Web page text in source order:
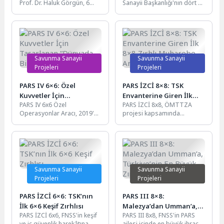
Prof. Dr. Haluk Görgün, 6
Cumhurbaşkanlığı Millet
Kütüphanesi'nde...
Sanayii Başkanlığı'nın dört yıl
testlerinden üstün başarıyla
geçerek...
Savunma Sanayii
Projeleri
PARS IV 6×6: Özel
Kuvvetler İçin
Tasarlanan “Dünyada Bir
İlk” Zırhlı Araç
PARS IV 6x6 Özel
Operasyonlar Aracı, 2019'da
Korumalı Araç (MKKA)
Tedarik Projesi...
Savunma Sanayii
Projeleri
PARS İZCİ 8×8: TSK
Envanterine Giren İlk
8×8 Zırhlı Muharebe
Aracı
PARS İZCİ 8x8, ÖMTTZA
projesi kapsamında
Kuvvetleri envanterine giren
ilk 8x8...
Savunma Sanayii
Projeleri
PARS İZCİ 6×6: TSK’nın
İlk 6×6 Keşif Zırhlısı
PARS İZCİ 6x6, FNSS'in keşif
Savunma Sanayii
Projeleri
PARS III 8×8:
Malezya’dan Umman’a,
Türkiye’nin En Büyük
PARS III 8x8, FNSS'in PARS